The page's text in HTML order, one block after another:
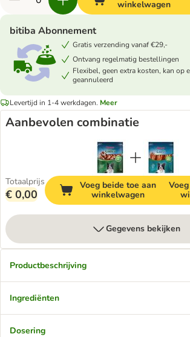
winkelwagen
bitiba Abonnement
Gratis verzending vanaf €29,-
Ontvang regelmatig bestellingen
Flexibel, geen extra kosten, kan op
geannuleerd
Levertijd in 1-4 werkdagen. Meer
Aanbevolen combinatie
Totaalprijs
€ 0,00
Voeg beide toe aan
winkelwagen
Gegevens bekijken
Productbeschrijving
Ingrediënten
Dosering